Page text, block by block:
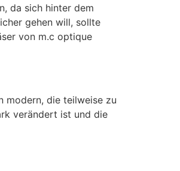
da sich hinter dem
gehen will, sollte
von m.c optique
modern, die teilweise zu
verändert ist und die